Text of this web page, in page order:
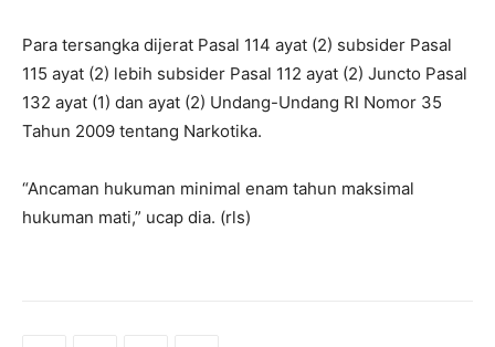
Para tersangka dijerat Pasal 114 ayat (2) subsider Pasal
115 ayat (2) lebih subsider Pasal 112 ayat (2) Juncto Pasal
132 ayat (1) dan ayat (2) Undang-Undang RI Nomor 35
Tahun 2009 tentang Narkotika.
“Ancaman hukuman minimal enam tahun maksimal
hukuman mati,” ucap dia. (rls)